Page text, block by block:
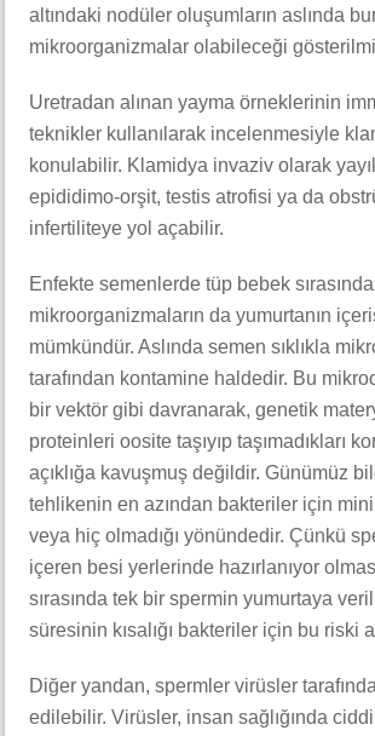
altındaki nodüler oluşumların aslında
mikroorganizmalar olabileceği
Uretradan alınan yayma örneklerinin
teknikler kullanılarak incelenmesiyle
konulabilir. Klamidya invaziv olarak
epididimo-orşit, testis atrofisi ya da
infertiliteye yol açabilir.
Enfekte semenlerde tüp bebek sırasında
mikroorganizmaların da yumurtanın
mümkündür. Aslında semen sıklıkla
tarafından kontamine haldedir. Bu
bir vektör gibi davranarak, genetik
proteinleri oosite taşıyıp taşımadıkları
açıklığa kavuşmuş değildir. Günümüz
tehlikenin en azından bakteriler için
veya hiç olmadığı yönündedir. Çünkü
içeren besi yerlerinde hazırlanıyor
sırasında tek bir spermin yumurtaya
süresinin kısalığı bakteriler için bu riski
Diğer yandan, spermler virüsler
edilebilir. Virüsler, insan sağlığında